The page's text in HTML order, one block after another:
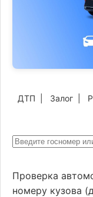
ДТП Залог
Проверка
номеру кузова